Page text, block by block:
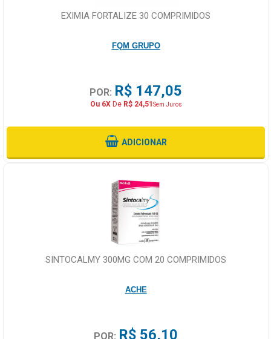
EXIMIA FORTALIZE 30 COMPRIMIDOS
FQM GRUPO
POR: R$ 147,05
Ou 6XDe R$ 24,51 Sem Juros
ADICIONAR
SINTOCALMY 300MG COM 20 COMPRIMIDOS
ACHE
POR: R$ 56,10